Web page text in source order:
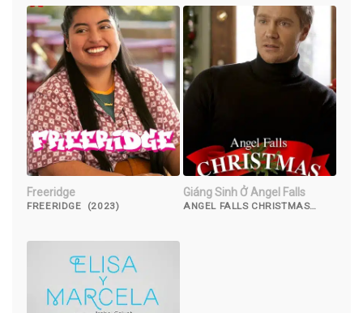
Freeridge
FREERIDGE (2023)
Giáng Sinh Ở Angel Falls
ANGEL FALLS CHRISTMAS